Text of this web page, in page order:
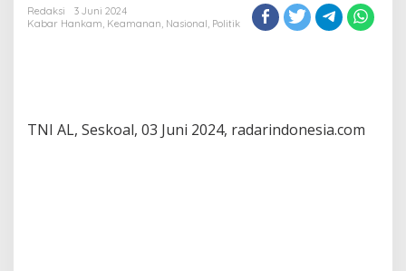
Redaksi
3 Juni 2024
Kabar Hankam, Keamanan, Nasional, Politik
TNI AL, Seskoal, 03 Juni 2024, radarindonesia.com